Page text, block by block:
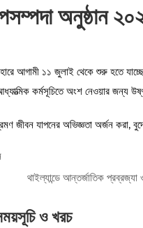
অনুষ্ঠান
বিহারে আগামী ১১ জুলাই থেকে শুরু
কর্মসূচিতে অংশ নেওয়ার জন্য
জীবন যাপনের অভিজ্ঞতা অর্জন করা,
থাইল্যান্ডে আন্তর্জাতিক
ও খরচ